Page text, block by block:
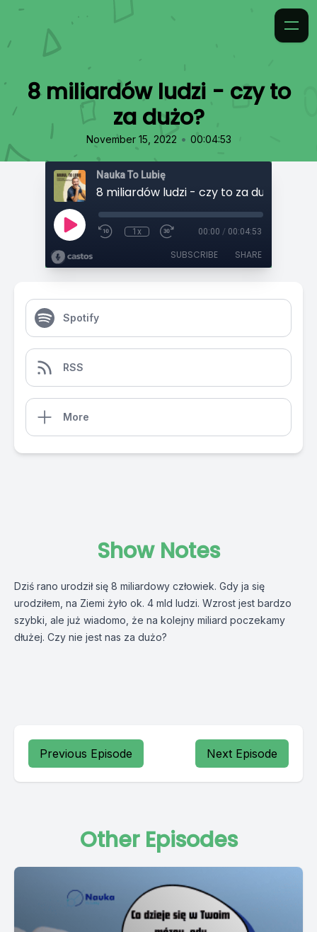
8 miliardów ludzi - czy to
za dużo?
November 15, 2022 • 00:04:53
Nauka To Lubię
8 miliardów ludzi - czy to za dużo?
1x 00:00 / 00:04:53
SUBSCRIBE SHARE
Spotify
RSS
More
Show Notes
Dziś rano urodził się 8 miliardowy człowiek. Gdy ja się
urodziłem, na Ziemi żyło ok. 4 mld ludzi. Wzrost jest bardzo
szybki, ale już wiadomo, że na kolejny miliard poczekamy
dłużej. Czy nie jest nas za dużo?
Previous Episode Next Episode
Other Episodes